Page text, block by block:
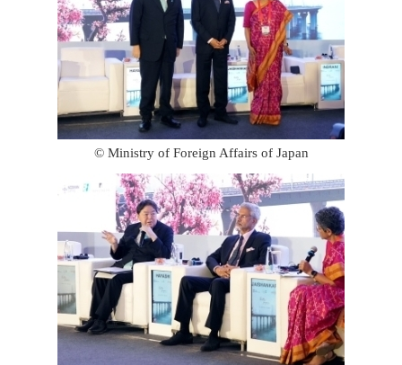
© Ministry of Foreign Affairs of Japan